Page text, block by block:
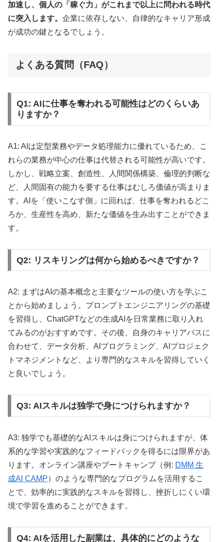
加速し、個人の「稼ぐ力」がこれまで以上に問われる時代
に突入します。 企業に依存しない、自律的なキャリア形成
が成功の鍵となるでしょう。
よくある質問（FAQ）
Q1: AIに仕事を奪われる可能性はどのくらいあ
りますか？
A1: AIは定型業務やデータ処理能力に優れているため、こ
れらの業務が中心の仕事は代替される可能性が高いです。
しかし、戦略立案、創造性、人間関係構築、倫理的判断な
ど、人間固有の能力を要する仕事はむしろ価値が高まりま
す。AIを「使いこなす側」に回れば、仕事を奪われるどこ
ろか、生産性を高め、新たな価値を生み出すことができま
す。
Q2: リスキリングは何から始めるべきですか？
A2: まずはAIの基本概念と主要なツールの使い方を学ぶこ
とから始めましょう。プロンプトエンジニアリングの基礎
を習得し、ChatGPTなどの生成AIを日常業務に取り入れ
てみるのがおすすめです。その後、自身のキャリアパスに
合わせて、データ分析、AIプログラミング、AIプロジェク
トマネジメントなど、より専門的なスキルを習得していく
と良いでしょう。
Q3: AIスキルは独学で身につけられますか？
A3: 独学でも基礎的なAIスキルは身につけられますが、体
系的な学習や実践的なフィードバックを得るには限界があ
ります。オンライン講座やブートキャンプ（例: DMM 生
成AI CAMP）のような専門的なプログラムを活用するこ
とで、効率的に実践的なスキルを習得し、挫折しにくい環
境で学習を進めることができます。
Q4: AIを活用した副業は、具体的にどのような